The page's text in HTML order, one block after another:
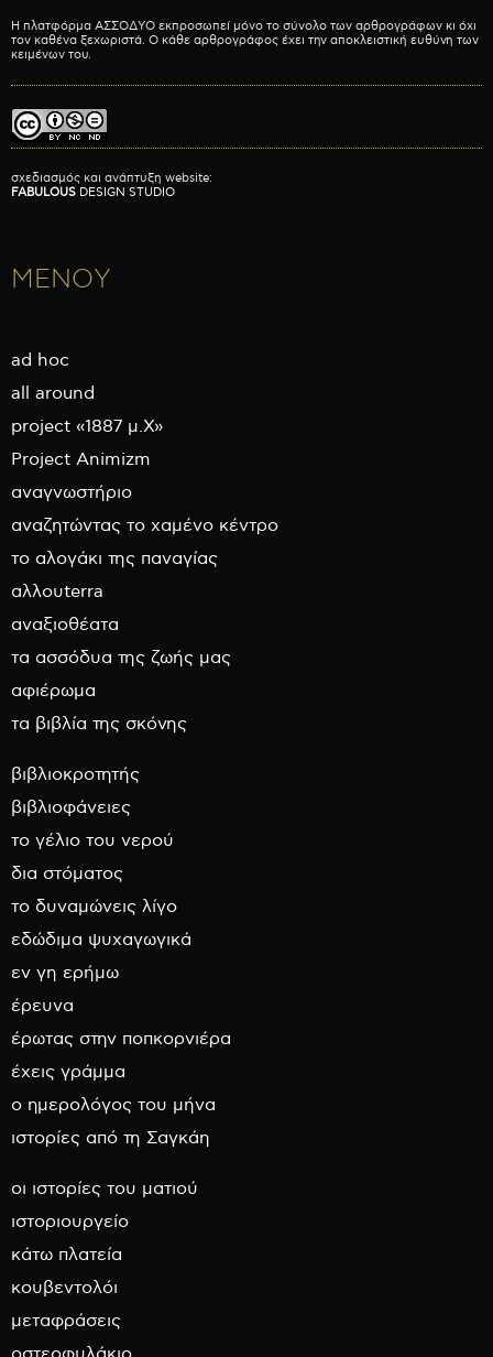
Η πλατφόρμα ΑΣΣΟΔΥΟ εκπροσωπεί μόνο το σύνολο των αρθρογράφων κι όχι
τον καθένα ξεχωριστά. Ο κάθε αρθρογράφος έχει την αποκλειστική ευθύνη των
κειμένων του.
σχεδιασμός και ανάπτυξη website:
FABULOUS DESIGN STUDIO
ΜΕΝΟΥ
ad hoc
all around
project «1887 μ.Χ»
Project Animizm
αναγνωστήριο
αναζητώντας το χαμένο κέντρο
το αλογάκι της παναγίας
αλλουterra
αναξιοθέατα
τα ασσόδυα της ζωής μας
αφιέρωμα
τα βιβλία της σκόνης
βιβλιοκροτητής
βιβλιοφάνειες
το γέλιο του νερού
δια στόματος
το δυναμώνεις λίγο
εδώδιμα ψυχαγωγικά
εν γη ερήμω
έρευνα
έρωτας στην ποπκορνιέρα
έχεις γράμμα
ο ημερολόγος του μήνα
ιστορίες από τη Σαγκάη
οι ιστορίες του ματιού
ιστοριουργείο
κάτω πλατεία
κουβεντολόι
μεταφράσεις